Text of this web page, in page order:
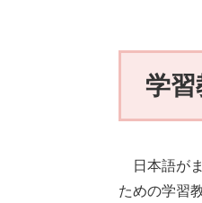
学習
日本語が
ための学習